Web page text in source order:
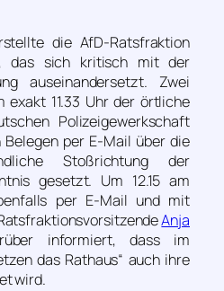
die AfD-Ratsfraktion
das sich kritisch mit der
auseinandersetzt. Zwei
exakt 11.33 Uhr der örtliche
Polizeigewerkschaft
per E-Mail über die
Stoßrichtung der
gesetzt. Um 12.15 am
per E-Mail und mit
Anja
informiert, dass im
das Rathaus“ auch ihre
wird.